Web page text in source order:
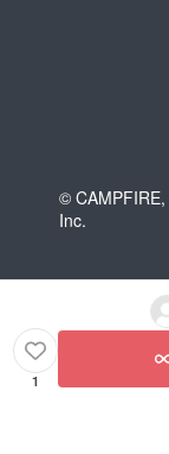
© CAMPFIRE,
Inc.
1